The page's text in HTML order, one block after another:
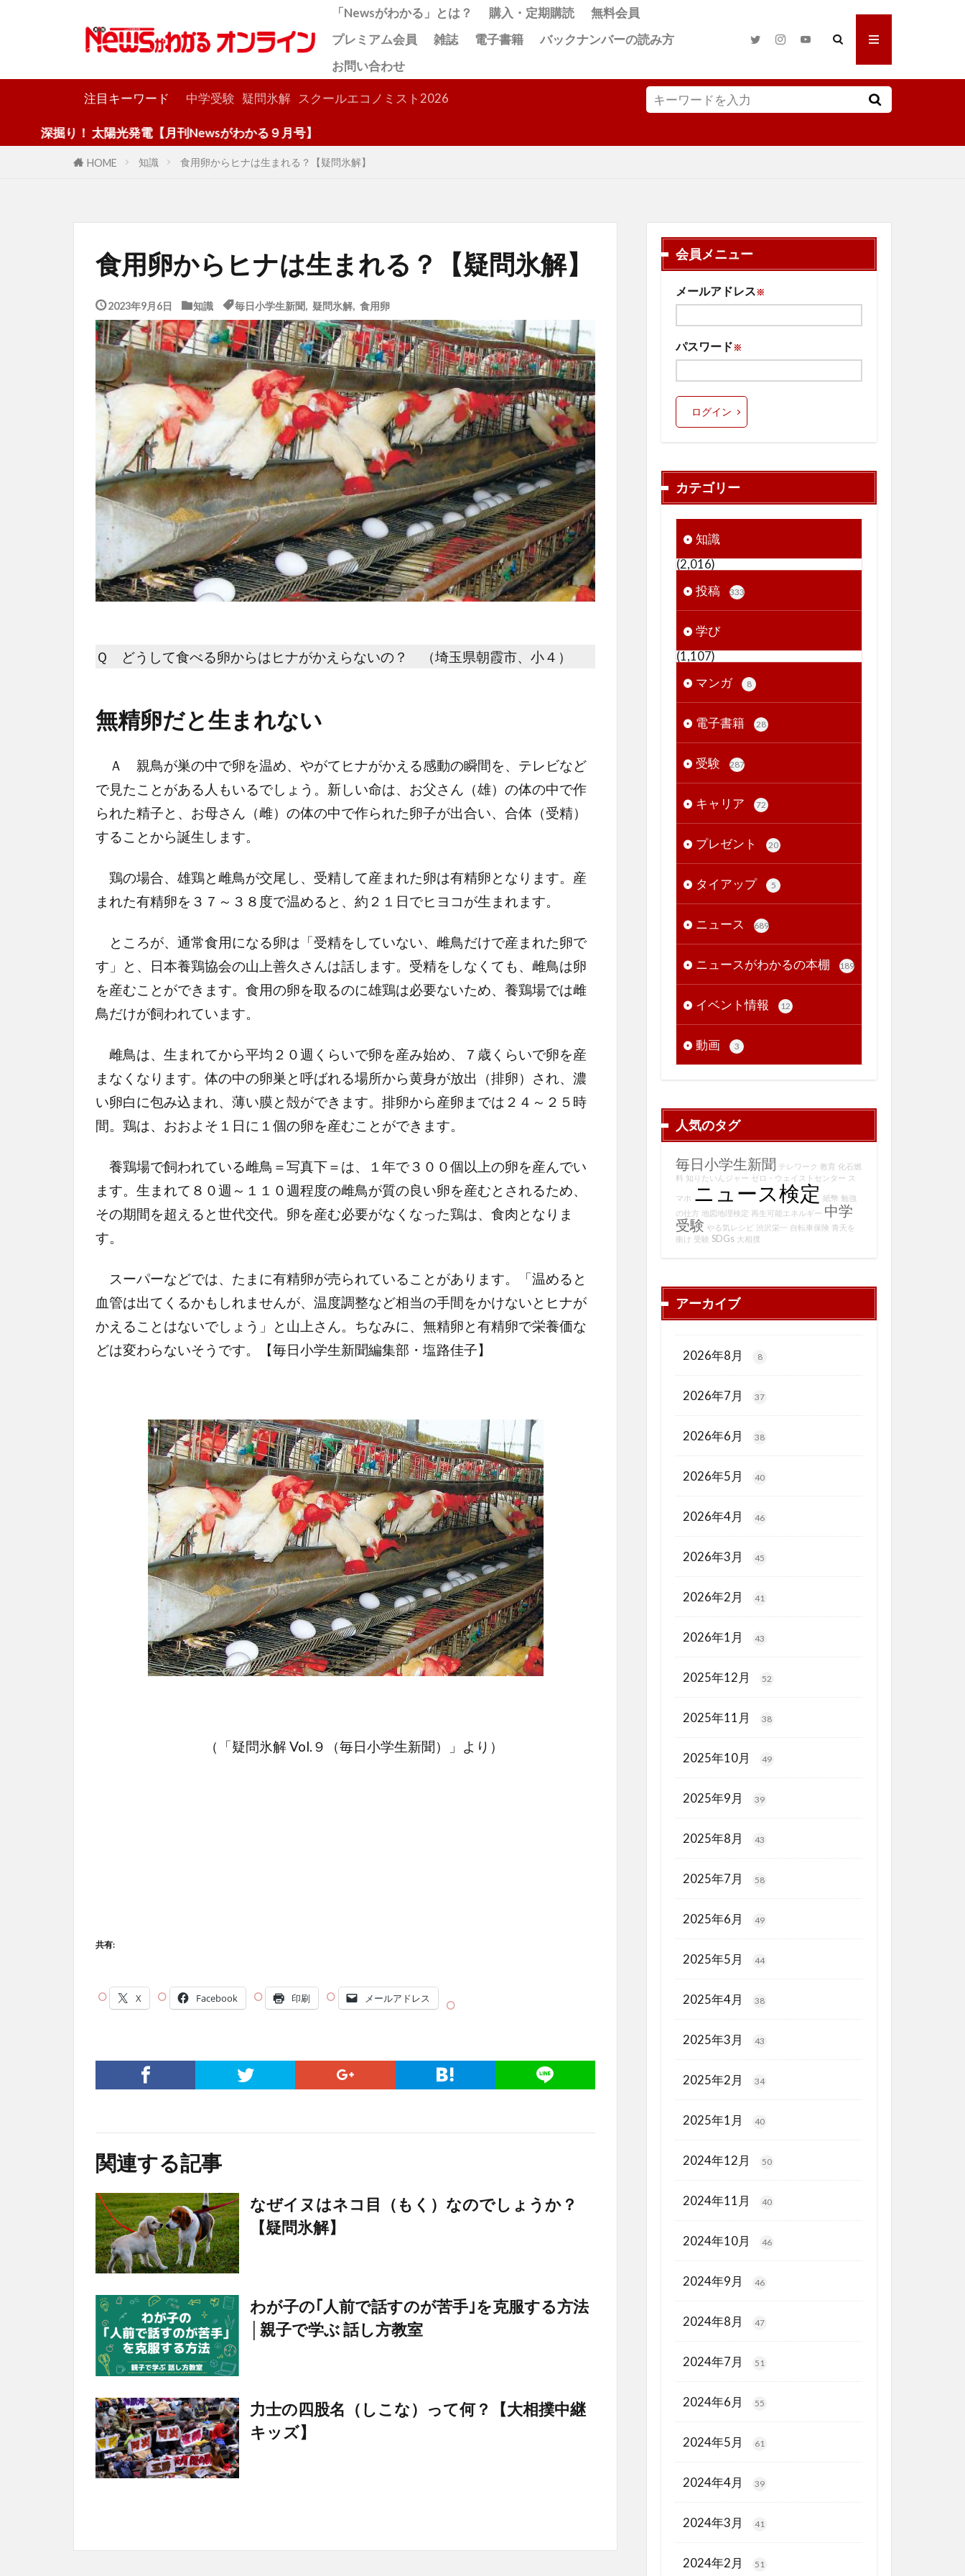
「Newsがわかる」とは？ 購入・定期購読
無料会員
プレミアム会員
雑誌 電子書籍
バックナンバーの読み方
お問い合わせ
注目キーワード 中学受験 疑問氷解 スクールエコノミスト2026
太陽光発電【月刊Newsがわかる９月号】
HOME 知識 食用卵からヒナは生まれる？【疑問氷解】
食用卵からヒナは生まれる？【疑問氷解】
2023年9月6日 知識 毎日小学生新聞 疑問氷解, 食用卵
Ｑ どうして食べる卵からはヒナがかえらないの？ （埼玉県朝霞市、小４）
無精卵だと生まれない
Ａ 親鳥が巣の中で卵を温め、やがてヒナがかえる感動の瞬間を、テレビなど
で見たことがある人もいるでしょう。新しい命は、お父さん（雄）の体の中で作
られた精子と、お母さん（雌）の体の中で作られた卵子が出合い、合体（受精）
することから誕生します。
鶏の場合、雄鶏と雌鳥が交尾し、受精して産まれた卵は有精卵となります。産
まれた有精卵を３７～３８度で温めると、約２１日でヒヨコが生まれます。
ところが、通常食用になる卵は「受精をしていない、雌鳥だけで産まれた卵で
す」と、日本養鶏協会の山上善久さんは話します。受精をしなくても、雌鳥は卵
を産むことができます。食用の卵を取るのに雄鶏は必要ないため、養鶏場では雌
鳥だけが飼われています。
雌鳥は、生まれてから平均２０週くらいで卵を産み始め、７歳くらいで卵を産
まなくなります。体の中の卵巣と呼ばれる場所から黄身が放出（排卵）され、濃
い卵白に包み込まれ、薄い膜と殻ができます。排卵から産卵までは２４～２５時
間。鶏は、おおよそ１日に１個の卵を産むことができます。
養鶏場で飼われている雌鳥＝写真下＝は、１年で３００個以上の卵を産んでい
ます。生まれて８０週～１１０週程度の雌鳥が質の良い卵を産むとされるため、
その期間を超えると世代交代。卵を産む必要がなくなった鶏は、食肉となりま
す。
スーパーなどでは、たまに有精卵が売られていることがあります。「温めると
血管は出てくるかもしれませんが、温度調整など相当の手間をかけないとヒナが
かえることはないでしょう」と山上さん。ちなみに、無精卵と有精卵で栄養価な
どは変わらないそうです。【毎日小学生新聞編集部・塩路佳子】
（「疑問氷解 Vol.９（毎日小学生新聞）」より）
共有:
X Facebook 印刷 メールアドレス
関連する記事
なぜイヌはネコ目（もく）なのでしょうか？
【疑問氷解】
わが子の｢人前で話すのが苦手｣を克服する方法
│親子で学ぶ 話し方教室
力士の四股名（しこな）って何？【大相撲中継
キッズ】
会員メニュー
メールアドレス※
パスワード※
ログイン
カテゴリー
知識
(2,016)
投稿
333
学び
(1,107)
マンガ
8
電子書籍 28
受験 287
キャリア 72
プレゼント 20
タイアップ 5
ニュース 689
ニュースがわかるの本棚 189
イベント情報 12
動画 3
人気のタグ
毎日小学生新聞 テレワーク 教育 化石燃
料 知りたいんジャー ゼロ・ウェイストセンター ス
マホ ニュース検定 紙幣 勉強
の仕方 地図地理検定 再生可能エネルギー 中学
受験 やる気レシピ 渋沢栄一 自転車保険 青天を
衝け 受験 SDGs 大相撲
アーカイブ
2026年8月 8
2026年7月 37
2026年6月 38
2026年5月 40
2026年4月 46
2026年3月 45
2026年2月 41
2026年1月 43
2025年12月 52
2025年11月 38
2025年10月 49
2025年9月 39
2025年8月 43
2025年7月 58
2025年6月 49
2025年5月 44
2025年4月 38
2025年3月 43
2025年2月 34
2025年1月 40
2024年12月 50
2024年11月 40
2024年10月 46
2024年9月 46
2024年8月 47
2024年7月 51
2024年6月 55
2024年5月 61
2024年4月 39
2024年3月 41
2024年2月 51
検索